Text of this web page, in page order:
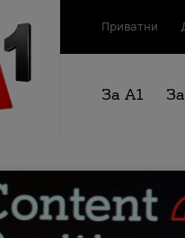
Приватни
За А1